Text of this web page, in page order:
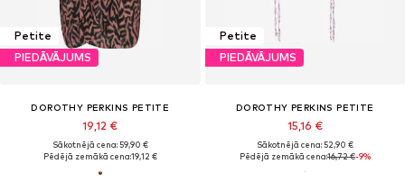
Petite
PIEDĀVĀJUMS
DOROTHY PERKINS PETITE
19,12 €
Sākotnējā cena: 59,90 €
Pēdējā zemākā cena:19,12 €
Petite
PIEDĀVĀJUMS
DOROTHY PERKINS PETITE
15,16 €
Sākotnējā cena: 52,90 €
Pēdējā zemākā cena:16,72 €-9%